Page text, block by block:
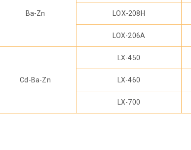
Ba-Zn LOX-208H
LOX-206A
Cd-Ba-Zn
LX-450
LX-460
LX-700